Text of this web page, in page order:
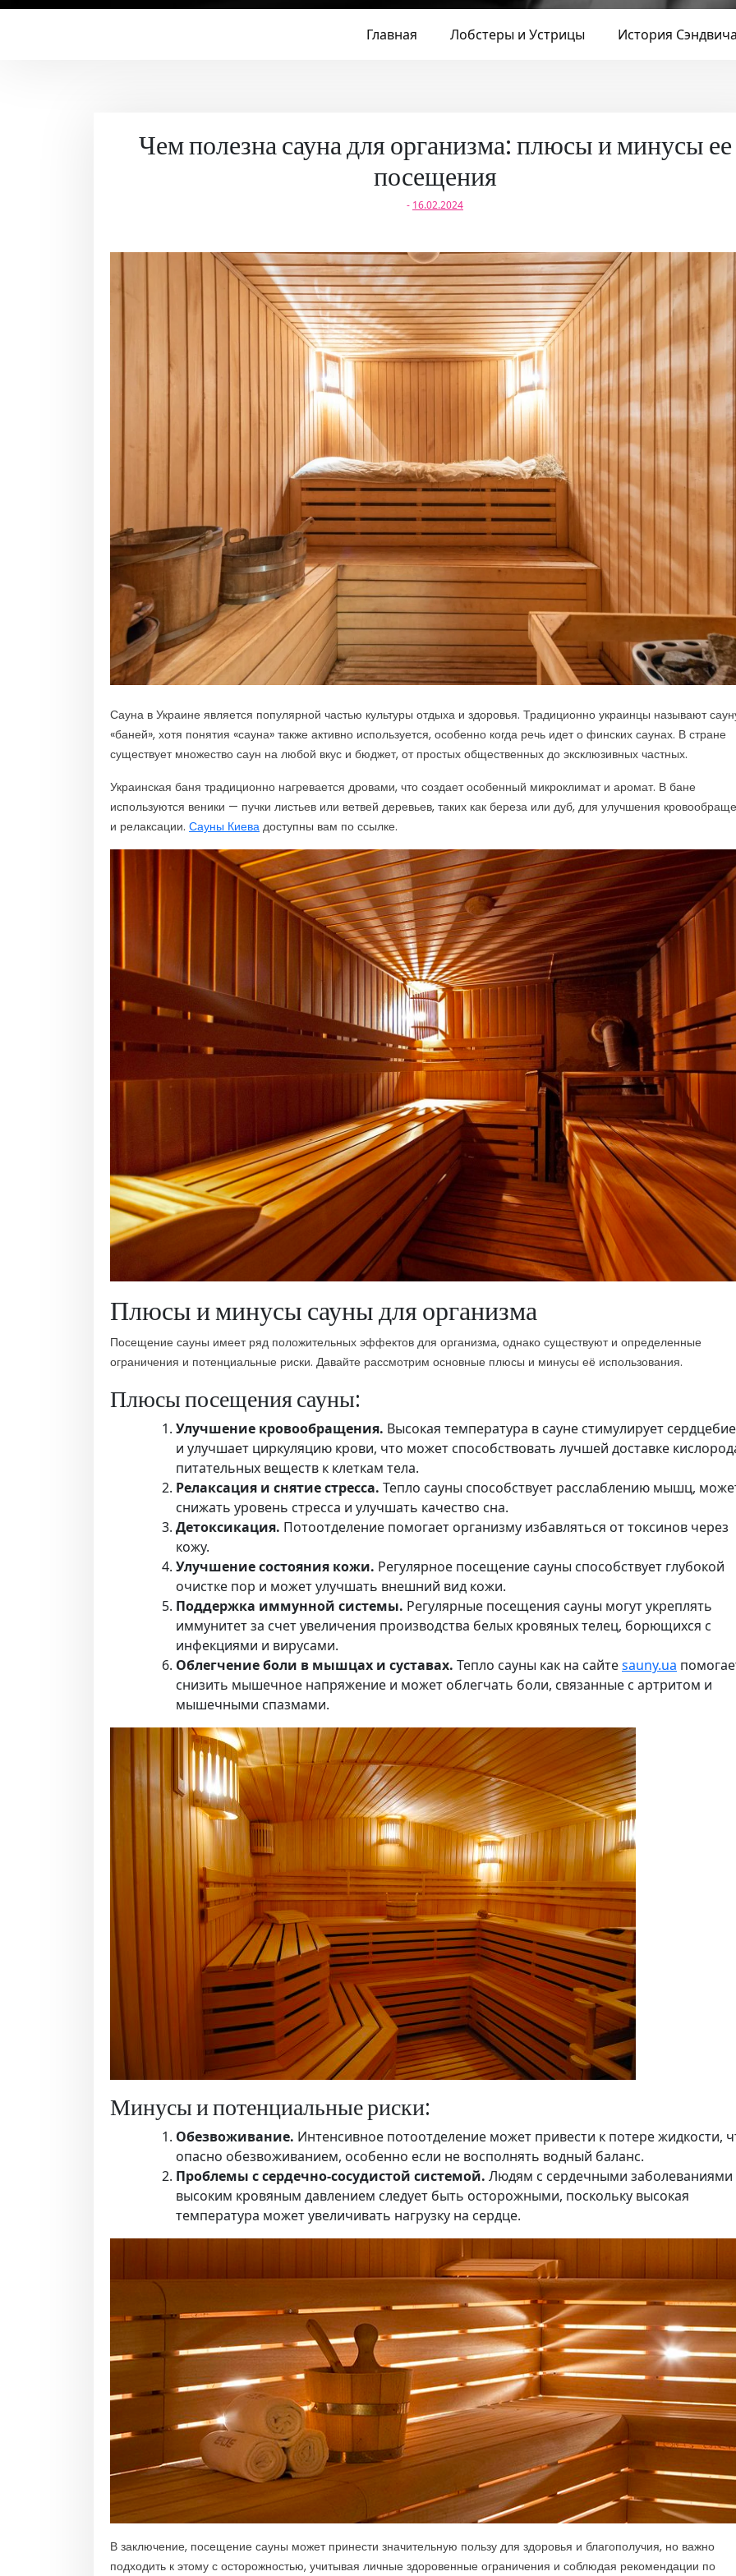
Главная Лобстеры и Устрицы История
Чем полезна сауна для организма: плюсы и минусы ее
посещения
- 16.02.2024
Сауна в Украине является популярной частью культуры отдыха и здоровья. Традиционно украинцы называют
«баней», хотя понятия «сауна» также активно используется, особенно когда речь идет о финских саунах. В стране
существует множество саун на любой вкус и бюджет, от простых общественных до эксклюзивных частных.
Украинская баня традиционно нагревается дровами, что создает особенный микроклимат и аромат. В бане
используются веники — пучки листьев или ветвей деревьев, таких как береза или дуб, для улучшения
и релаксации. Сауны Киева доступны вам по ссылке.
Плюсы и минусы сауны для организма
Посещение сауны имеет ряд положительных эффектов для организма, однако существуют и определенные
ограничения и потенциальные риски. Давайте рассмотрим основные плюсы и минусы её использования.
Плюсы посещения сауны:
Улучшение кровообращения. Высокая температура в сауне стимулирует
и улучшает циркуляцию крови, что может способствовать лучшей доставке
питательных веществ к клеткам тела.
Релаксация и снятие стресса. Тепло сауны способствует расслаблению мышц,
снижать уровень стресса и улучшать качество сна.
Детоксикация. Потоотделение помогает организму избавляться от токсинов через
кожу.
Улучшение состояния кожи. Регулярное посещение сауны способствует глубокой
очистке пор и может улучшать внешний вид кожи.
Поддержка иммунной системы. Регулярные посещения сауны могут укреплять
иммунитет за счет увеличения производства белых кровяных телец, борющихся с
инфекциями и вирусами.
Облегчение боли в мышцах и суставах. Тепло сауны как на сайтеsauny.ua
снизить мышечное напряжение и может облегчать боли, связанные с артритом и
мышечными спазмами.
Минусы и потенциальные риски:
Обезвоживание. Интенсивное потоотделение может привести к потере жидкости,
опасно обезвоживанием, особенно если не восполнять водный баланс.
Проблемы с сердечно-сосудистой системой. Людям с сердечными заболеваниями
высоким кровяным давлением следует быть осторожными, поскольку высокая
температура может увеличивать нагрузку на сердце.
В заключение, посещение сауны может принести значительную пользу для здоровья и благополучия, но важно
подходить к этому с осторожностью, учитывая личные здоровенные ограничения и соблюдая рекомендации по